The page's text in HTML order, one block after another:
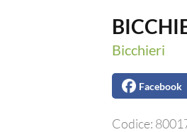
Bicchieri
Facebook
Codice: